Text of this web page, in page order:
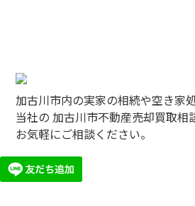
加古川市内の実家の相続や空き家
当社の 加古川市不動産売却買取相
お気軽にご相談ください。